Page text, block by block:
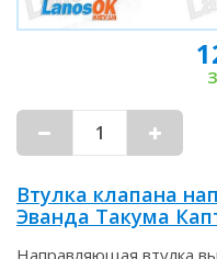
Втулка клапана
Эванда Такума
Направляющая втулка